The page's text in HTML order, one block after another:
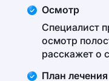
Осмотр
Специалист
осмотр
расскажет о
План лечения